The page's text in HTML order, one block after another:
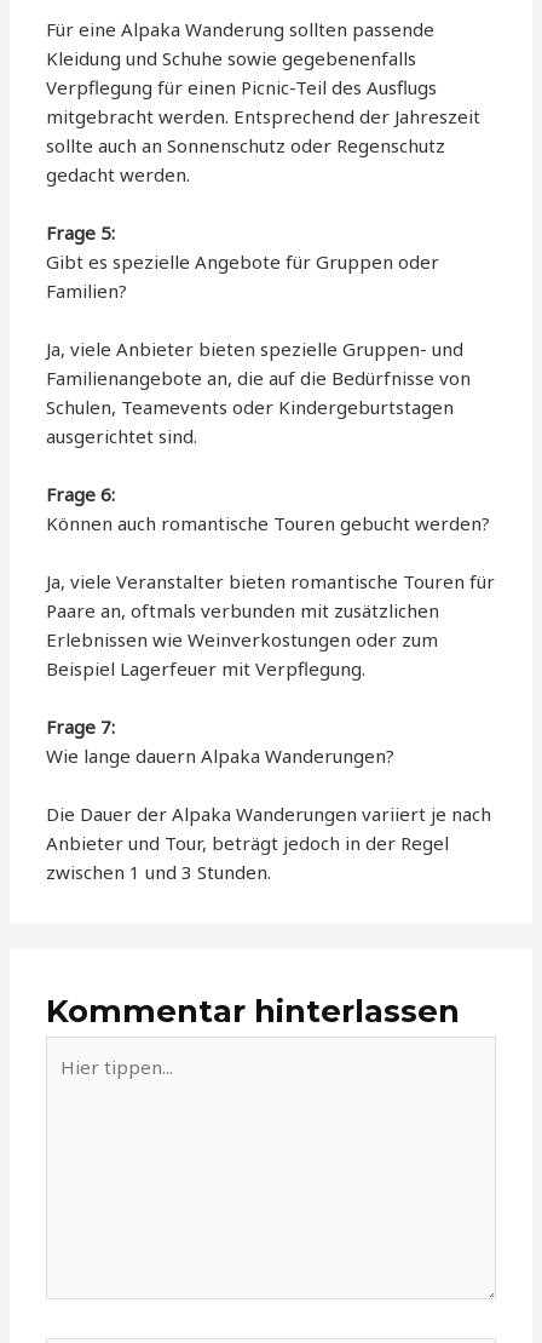
Für eine Alpaka Wanderung sollten passende
Kleidung und Schuhe sowie gegebenenfalls
Verpflegung für einen Picnic-Teil des Ausflugs
mitgebracht werden. Entsprechend der Jahreszeit
sollte auch an Sonnenschutz oder Regenschutz
gedacht werden.
Frage 5:
Gibt es spezielle Angebote für Gruppen oder
Familien?
Ja, viele Anbieter bieten spezielle Gruppen- und
Familienangebote an, die auf die Bedürfnisse von
Schulen, Teamevents oder Kindergeburtstagen
ausgerichtet sind.
Frage 6:
Können auch romantische Touren gebucht werden?
Ja, viele Veranstalter bieten romantische Touren für
Paare an, oftmals verbunden mit zusätzlichen
Erlebnissen wie Weinverkostungen oder zum
Beispiel Lagerfeuer mit Verpflegung.
Frage 7:
Wie lange dauern Alpaka Wanderungen?
Die Dauer der Alpaka Wanderungen variiert je nach
Anbieter und Tour, beträgt jedoch in der Regel
zwischen 1 und 3 Stunden.
Kommentar hinterlassen
tippen...